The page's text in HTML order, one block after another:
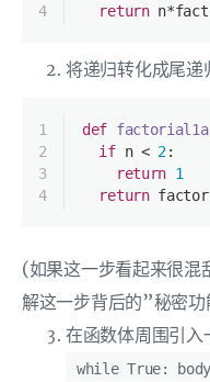
4
return
将递归转化成尾递
1
2
3
4
def factorial1a
if n < 2:
return 1
return
(如果这一步看起来很混
解这一步背后的”秘密
在函数体周围引入
while True: